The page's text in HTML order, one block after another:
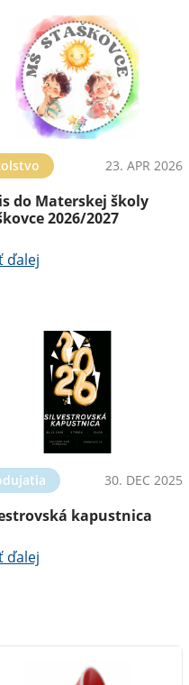
23. APR 2026
do Materskej školy
2026/2027
ďalej
30. DEC 2025
kapustnica
ďalej